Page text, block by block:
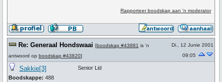
Rapporteer boodskap aan 'n moderator
Re: Generaal Hondswaai [boodskap #43881 is 'n
antwoord op boodskap #43820]
Di., 12 Junie 2001
09:05
Sakkie[3]
Boodskappe: 488
Senior Lid